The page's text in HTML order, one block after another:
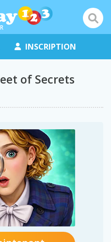
INSCRIPTION
of Secrets